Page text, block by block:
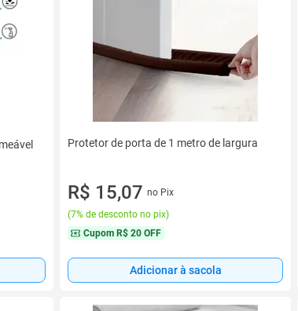
Protetor de porta de 1 metro de largura
R$ 15,07 no Pix
(7% de desconto no pix)
Cupom R$ 20 OFF
Adicionar à sacola